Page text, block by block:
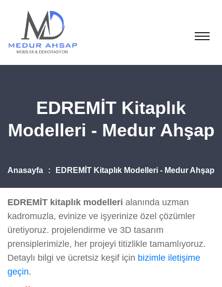
EDREMİT Kitaplık
Modelleri - Medur Ahşap
Anasayfa EDREMİT Kitaplık Modelleri - Medur Ahşap
EDREMİT kitaplık modelleri alanında uzman
kadromuzla, evinize ve işyerinize özel çözümler
üretiyoruz. projelendirme ve 3D tasarım
prensiplerimizle, her projeyi titizlikle tamamlıyoruz.
Detaylı bilgi ve ücretsiz keşif için bizimle iletişime
geçin.